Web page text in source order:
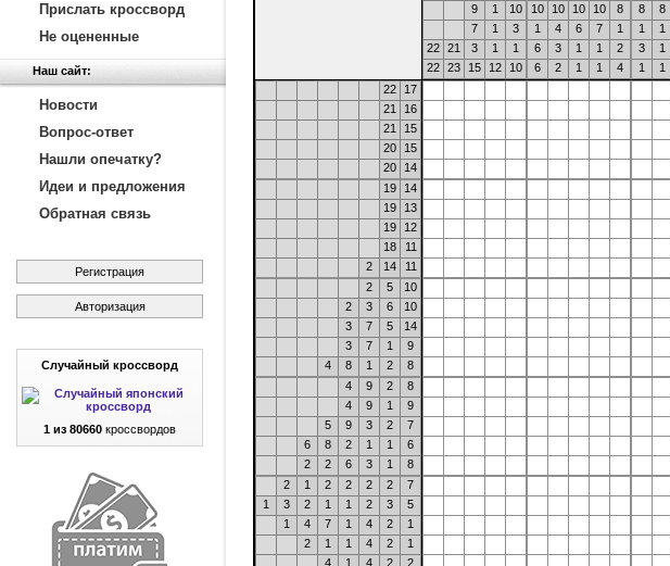
Прислать кроссворд
Не оцененные
Наш сайт:
Новости
Вопрос-ответ
Нашли опечатку?
Идеи и предложения
Обратная связь
Регистрация
Авторизация
Случайный кроссворд
1 из 80660 кроссвордов
9
1 10 10 10 10 10 8 8 8
7
1 3 1 4 6 7 1 1 1
22 21 3 1 1 6 3 1 1 2 3 1
22 23 15 12 10 6 2 1 1 4 1 1
22
17
21
16
21
15
20
15
20
14
19
14
19
13
19
12
18
11
2
14
11
2
5
10
2
3 6
10
3
7 5
14
3
7 1
9
4
8 1 2
8
4
9 2
8
4
9 1
9
5
9 3 2
7
6
8 2 1 1
6
2
2 6 3 1
8
2
1 2 2 2 2
7
1
3 2 1 1 2 3
5
1
4 7 1 4 2
1
2
1 1 4 2
1
4
1 4 2 2